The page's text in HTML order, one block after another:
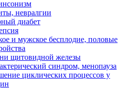
невралгии
диабет
и мужское бесплодие, половые
щитовидной железы
синдром, менопауза
циклических процессов у